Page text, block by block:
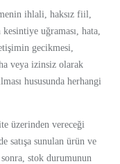
ihlali, haksız fiil,
uğraması, hata,
gecikmesi,
veya izinsiz olarak
hususunda herhangi
üzerinden vereceği
satışa sunulan ürün ve
stok durumunun